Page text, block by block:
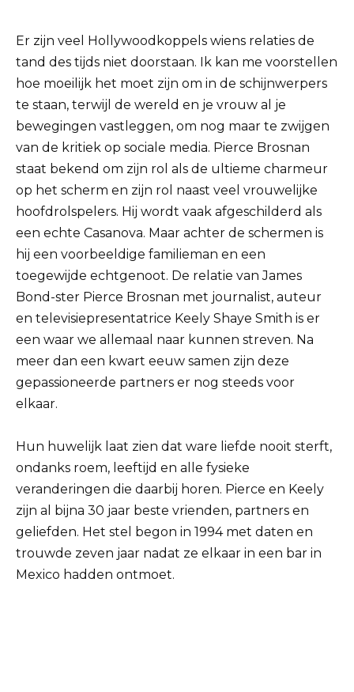
Er zijn veel Hollywoodkoppels wiens relaties de
tand des tijds niet doorstaan. Ik kan me voorstellen
hoe moeilijk het moet zijn om in de schijnwerpers
te staan, terwijl de wereld en je vrouw al je
bewegingen vastleggen, om nog maar te zwijgen
van de kritiek op sociale media. Pierce Brosnan
staat bekend om zijn rol als de ultieme charmeur
op het scherm en zijn rol naast veel vrouwelijke
hoofdrolspelers. Hij wordt vaak afgeschilderd als
een echte Casanova. Maar achter de schermen is
hij een voorbeeldige familieman en een
toegewijde echtgenoot. De relatie van James
Bond-ster Pierce Brosnan met journalist, auteur
en televisiepresentatrice Keely Shaye Smith is er
een waar we allemaal naar kunnen streven. Na
meer dan een kwart eeuw samen zijn deze
gepassioneerde partners er nog steeds voor
elkaar.
Hun huwelijk laat zien dat ware liefde nooit sterft,
ondanks roem, leeftijd en alle fysieke
veranderingen die daarbij horen. Pierce en Keely
zijn al bijna 30 jaar beste vrienden, partners en
geliefden. Het stel begon in 1994 met daten en
trouwde zeven jaar nadat ze elkaar in een bar in
Mexico hadden ontmoet.